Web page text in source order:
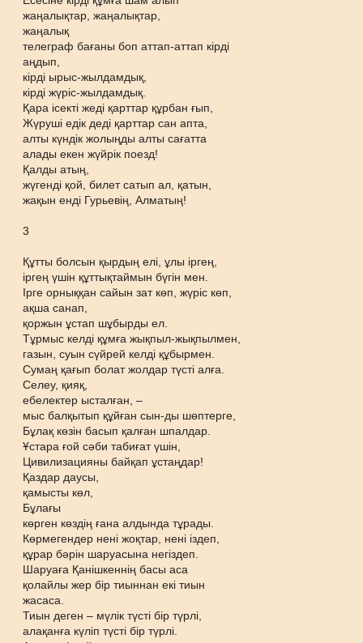
жаңалықтар, жаңалықтар,
жаңалық
телеграф бағаны боп аттап-аттап кірді
аңдып,
кірді ырыс-жылдамдық,
кірді жүріс-жылдамдық.
Қара ісекті жеді қарттар құрбан ғып,
Жүруші едік деді қарттар сан апта,
алты күндік жолыңды алты сағатта
алады екен жүйрік поезд!
Қалды атың,
жүгенді қой, билет сатып ал, қатын,
жақын енді Гурьевің, Алматың!
3
Құтты болсын қырдың елі, ұлы іргең,
іргең үшін құттықтаймын бүгін мен.
Ірге орныққан сайын зат көп, жүріс көп,
ақша санап,
қоржын ұстап шұбырды ел.
Тұрмыс келді құмға жықпыл-жықпылмен,
газын, суын сүйрей келді құбырмен.
Сумаң қағып болат жолдар түсті алға.
Селеу, қияқ,
ебелектер ысталған, –
мыс балқытып құйған сын-ды шөптерге,
Бұлақ көзін басып қалған шпалдар.
Ұстара ғой сәби табиғат үшін,
Цивилизацияны байқап ұстаңдар!
Қаздар даусы,
қамысты көл,
Бұлағы
көрген көздің ғана алдында тұрады.
Көрмегендер нені жоқтар, нені іздеп,
құрар бәрін шаруасына негіздеп.
Шаруаға Қанішкеннің басы аса
қолайлы жер бір тиыннан екі тиын
жасаса.
Тиын деген – мүлік түсті бір түрлі,
алақанға күліп түсті бір түрлі.